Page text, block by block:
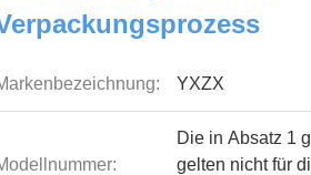
YXZX
Die in Absatz 1
gelten nicht für